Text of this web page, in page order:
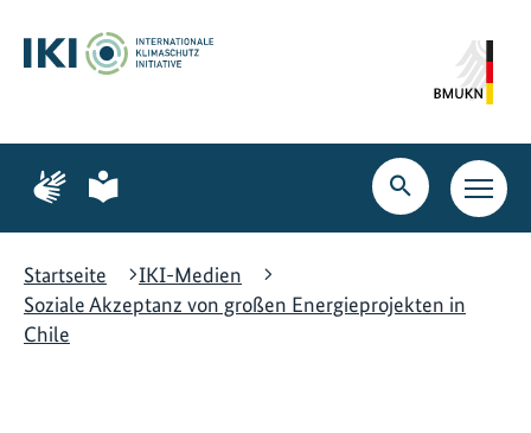
Hauptinhalt
springen
Suche
springen
Hauptnavigation
springen
Zur
Seite
Gebärdensprache
Zur
Seite
leichte
Suche
öffnen
Startseite
IKI-Medien
Soziale Akzeptanz von großen Energieprojekten in
Chile